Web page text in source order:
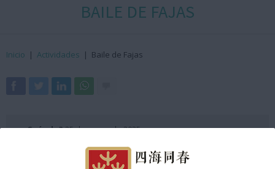
BAILE DE FAJAS
Inicio | Actividades | Baile de Fajas
· ¿Cuándo?25 de enero de 2025